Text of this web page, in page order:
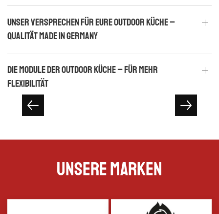
Unser Versprechen für Eure Outdoor Küche –
Qualität made in Germany
Die Module der Outdoor Küche – für mehr
Flexibilität
Unsere Marken